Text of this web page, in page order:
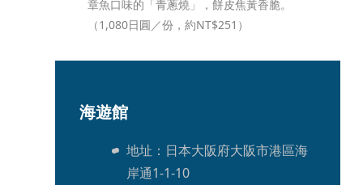
章魚口味的「青蔥燒」，餅皮焦黃香脆。
（1,080日圓／份，約NT$251）
海遊館
地址：日本大阪府大阪市港區海
岸通1-1-10